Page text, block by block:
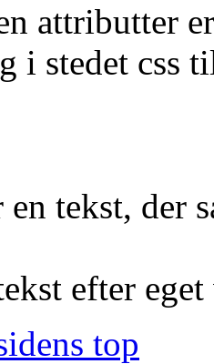
attributter
i stedet css
tekst, der
efter
top